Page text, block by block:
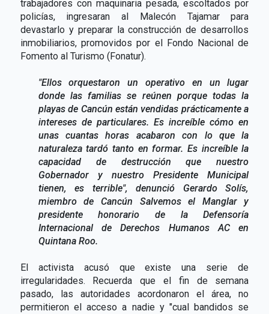
trabajadores con maquinaria pesada, escoltados por
policías, ingresaran al Malecón Tajamar para
devastarlo y preparar la construcción de desarrollos
inmobiliarios, promovidos por el Fondo Nacional de
Fomento al Turismo (Fonatur).
"Ellos orquestaron un operativo en un lugar
donde las familias se reúnen porque todas la
playas de Cancún están vendidas prácticamente a
intereses de particulares. Es increíble cómo en
unas cuantas horas acabaron con lo que la
naturaleza tardó tanto en formar. Es increíble la
capacidad de destrucción que nuestro
Gobernador y nuestro Presidente Municipal
tienen, es terrible", denunció Gerardo Solís,
miembro de Cancún Salvemos el Manglar y
presidente honorario de la Defensoría
Internacional de Derechos Humanos AC en
Quintana Roo.
El activista acusó que existe una serie de
irregularidades. Recuerda que el fin de semana
pasado, las autoridades acordonaron el área, no
permitieron el acceso a nadie y "cual bandidos se